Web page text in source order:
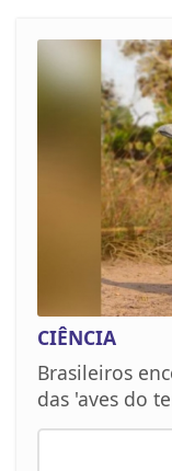
CIÊNCIA
Brasileiros
das 'aves do